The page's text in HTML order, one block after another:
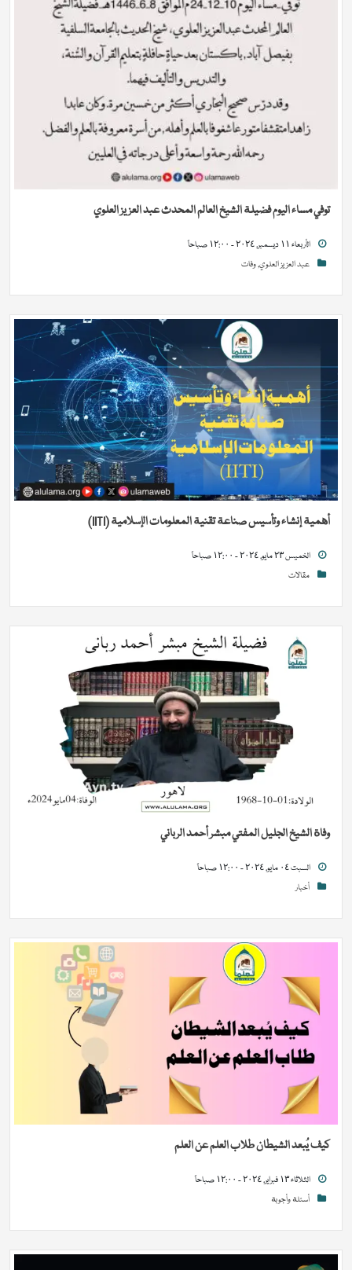
توفي مساء اليوم فضيلة الشيخ العالم المحدث عبد العزيز العلوي
الأربعاء ١١ ديسمبر, ٢٠٢٤ - ١٢:٠٠ صباحاً
عبد العزيز العلوي,وفات
أهمية إنشاء وتأسيس صناعة تقنية المعلومات الإسلامية (IITI)
الخميس ٢٣ مايو, ٢٠٢٤ - ١٢:٠٠ صباحاً
مقالات
وفاة الشيخ الجليل المفتي مبشر أحمد الرباني
السبت ٠٤ مايو, ٢٠٢٤ - ١٢:٠٠ صباحاً
أخبار
كيف يُبعد الشيطان طلاب العلم عن العلم
الثلاثاء ١٣ فبراير, ٢٠٢٤ - ١٢:٠٠ صباحاً
أسئلة وأجوبة